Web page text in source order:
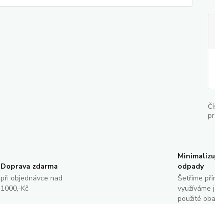
Doprava zdarma
při objednávce nad
1000,-Kč
odpady
Šetříme
využíváme
použité